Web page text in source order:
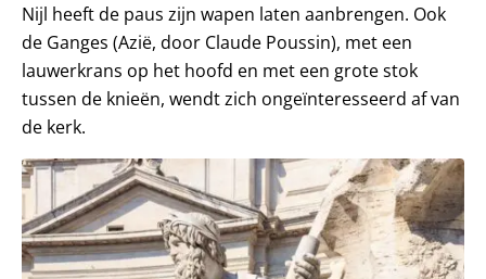
Nijl heeft de paus zijn wapen laten aanbrengen. Ook
de Ganges (Azië, door Claude Poussin), met een
lauwerkrans op het hoofd en met een grote stok
tussen de knieën, wendt zich ongeïnteresseerd af van
de kerk.